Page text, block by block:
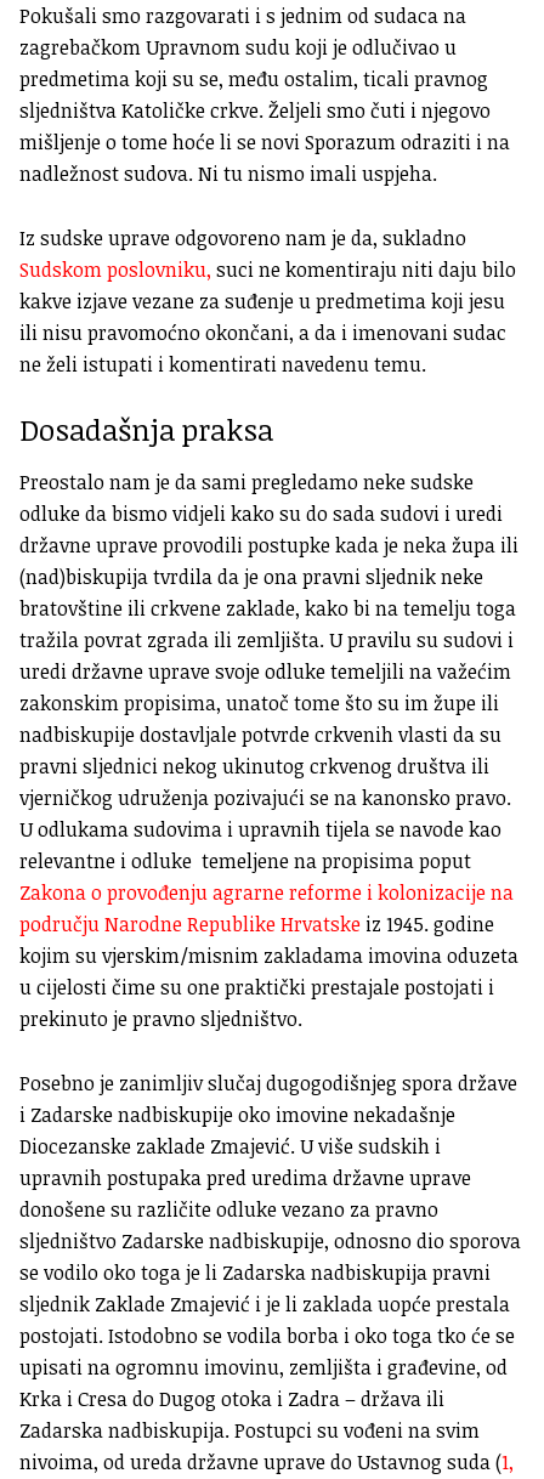
Pokušali smo razgovarati i s jednim od sudaca na
zagrebačkom Upravnom sudu koji je odlučivao u
predmetima koji su se, među ostalim, ticali pravnog
sljedništva Katoličke crkve. Željeli smo čuti i njegovo
mišljenje o tome hoće li se novi Sporazum odraziti i na
nadležnost sudova. Ni tu nismo imali uspjeha.
Iz sudske uprave odgovoreno nam je da, sukladno
Sudskom poslovniku, suci ne komentiraju niti daju bilo
kakve izjave vezane za suđenje u predmetima koji jesu
ili nisu pravomoćno okončani, a da i imenovani sudac
ne želi istupati i komentirati navedenu temu.
Dosadašnja praksa
Preostalo nam je da sami pregledamo neke sudske
odluke da bismo vidjeli kako su do sada sudovi i uredi
državne uprave provodili postupke kada je neka župa ili
(nad)biskupija tvrdila da je ona pravni sljednik neke
bratovštine ili crkvene zaklade, kako bi na temelju toga
tražila povrat zgrada ili zemljišta. U pravilu su sudovi i
uredi državne uprave svoje odluke temeljili na važećim
zakonskim propisima, unatoč tome što su im župe ili
nadbiskupije dostavljale potvrde crkvenih vlasti da su
pravni sljednici nekog ukinutog crkvenog društva ili
vjerničkog udruženja pozivajući se na kanonsko pravo.
U odlukama sudovima i upravnih tijela se navode kao
relevantne i odluke temeljene na propisima poput
Zakona o provođenju agrarne reforme i kolonizacije na
području Narodne Republike Hrvatske iz 1945. godine
kojim su vjerskim/misnim zakladama imovina oduzeta
u cijelosti čime su one praktički prestajale postojati i
prekinuto je pravno sljedništvo.
Posebno je zanimljiv slučaj dugogodišnjeg spora države
i Zadarske nadbiskupije oko imovine nekadašnje
Diocezanske zaklade Zmajević. U više sudskih i
upravnih postupaka pred uredima državne uprave
donošene su različite odluke vezano za pravno
sljedništvo Zadarske nadbiskupije, odnosno dio sporova
se vodilo oko toga je li Zadarska nadbiskupija pravni
sljednik Zaklade Zmajević i je li zaklada uopće prestala
postojati. Istodobno se vodila borba i oko toga tko će se
upisati na ogromnu imovinu, zemljišta i građevine, od
Krka i Cresa do Dugog otoka i Zadra – država ili
Zadarska nadbiskupija. Postupci su vođeni na svim
nivoima, od ureda državne uprave do Ustavnog suda (1,